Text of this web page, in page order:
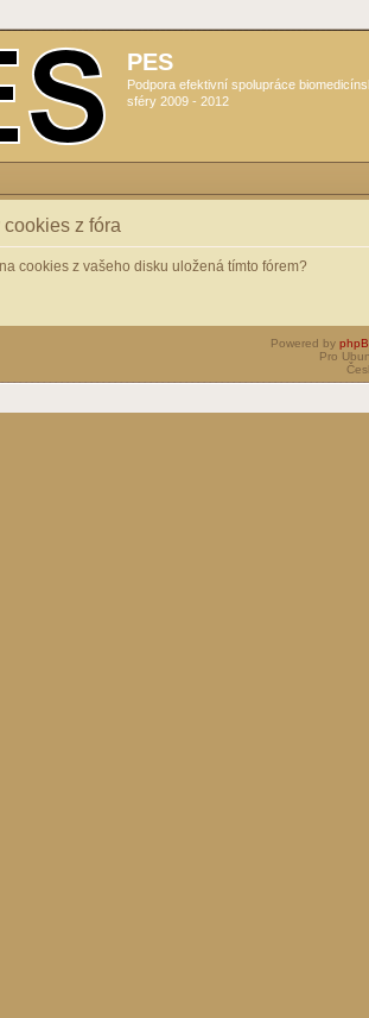
PES
Podpora efektivní spolupráce
sféry 2009 - 2012
z fóra
cookies z vašeho disku uložená tímto fórem?
Powered by
Pro